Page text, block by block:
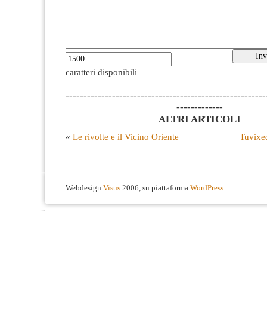
caratteri disponibili
-------------
ALTRI ARTICOLI
« Le rivolte e il Vicino Oriente
Webdesign Visus 2006, su piattaforma WordPress